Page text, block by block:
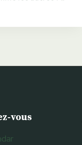
vous